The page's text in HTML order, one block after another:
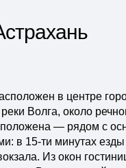
в центре
Волга, около
— рядом с
в 15-ти минутах
Из окон